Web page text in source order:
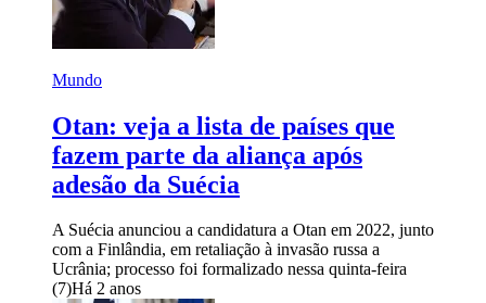
Mundo
Otan: veja a lista de países que
fazem parte da aliança após
adesão da Suécia
A Suécia anunciou a candidatura a Otan em 2022, junto
com a Finlândia, em retaliação à invasão russa a
Ucrânia; processo foi formalizado nessa quinta-feira
(7)Há 2 anos